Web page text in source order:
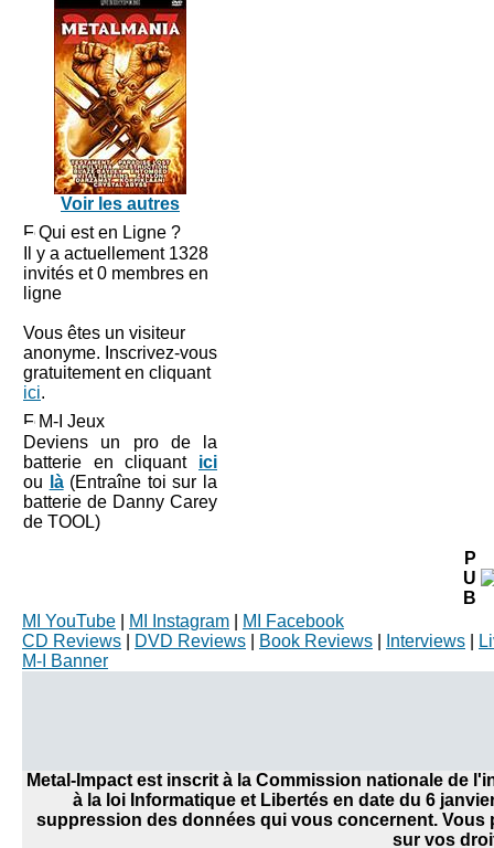
Voir les autres
Qui est en Ligne ?
Il y a actuellement 1328
invités et 0 membres en
ligne
Vous êtes un visiteur
anonyme. Inscrivez-vous
gratuitement en cliquant
ici.
M-I Jeux
Deviens un pro de la
batterie en cliquant ici
ou
là(Entraîne toi sur la
batterie de Danny Carey
de TOOL)
P
U
B
MI YouTube
MI Instagram
MI Facebook
CD Reviews
DVD Reviews Book Reviews Interviews
M-I Banner
Metal-Impact est inscrit à la Commission nationale de
à la loi Informatique et Libertés en date du 6
suppression des données qui vous concernent.
sur vos